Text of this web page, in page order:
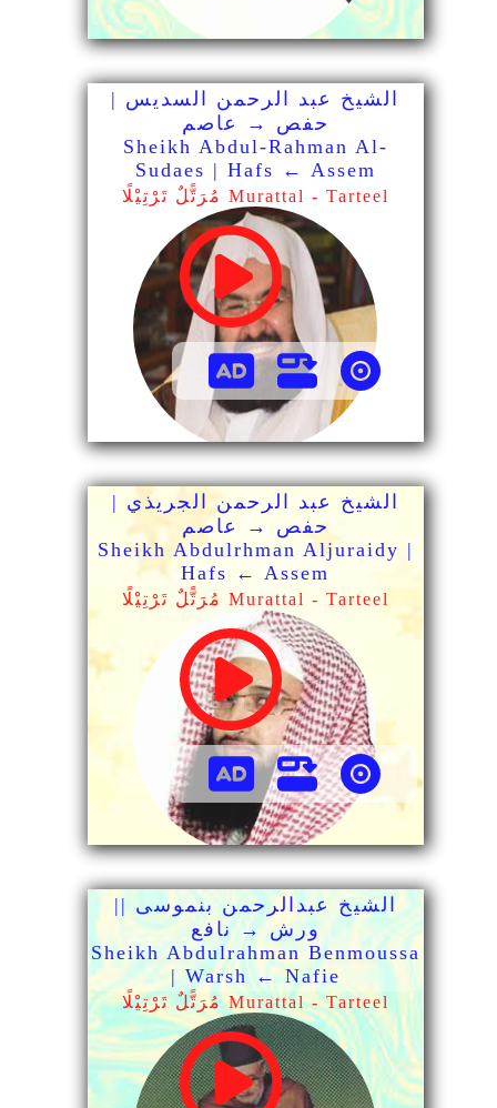
الشيخ عبد الرحمن السديس |
حفص → عاصم
Sheikh Abdul-Rahman Al-
Sudaes | Hafs ← Assem
مُرَتًّلٌ تَرْتِيْلًا Murattal - Tarteel
الشيخ عبد الرحمن الجريذي |
حفص → عاصم
Sheikh Abdulrhman Aljuraidy |
Hafs ← Assem
مُرَتًّلٌ تَرْتِيْلًا Murattal - Tarteel
الشيخ عبدالرحمن بنموسى ||
ورش → نافع
Sheikh Abdulrahman Benmoussa
| Warsh ← Nafie
مُرَتًّلٌ تَرْتِيْلًا Murattal - Tarteel